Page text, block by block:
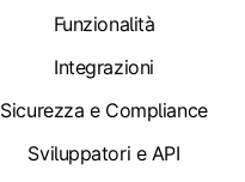
Funzionalità
Integrazioni
Sicurezza e Compliance
Sviluppatori e API